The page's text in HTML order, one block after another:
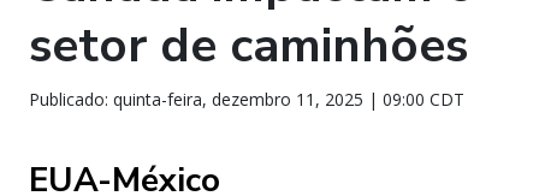
setor de caminhões
Publicado: quinta-feira, dezembro 11, 2025 | 09:00 CDT
EUA-México